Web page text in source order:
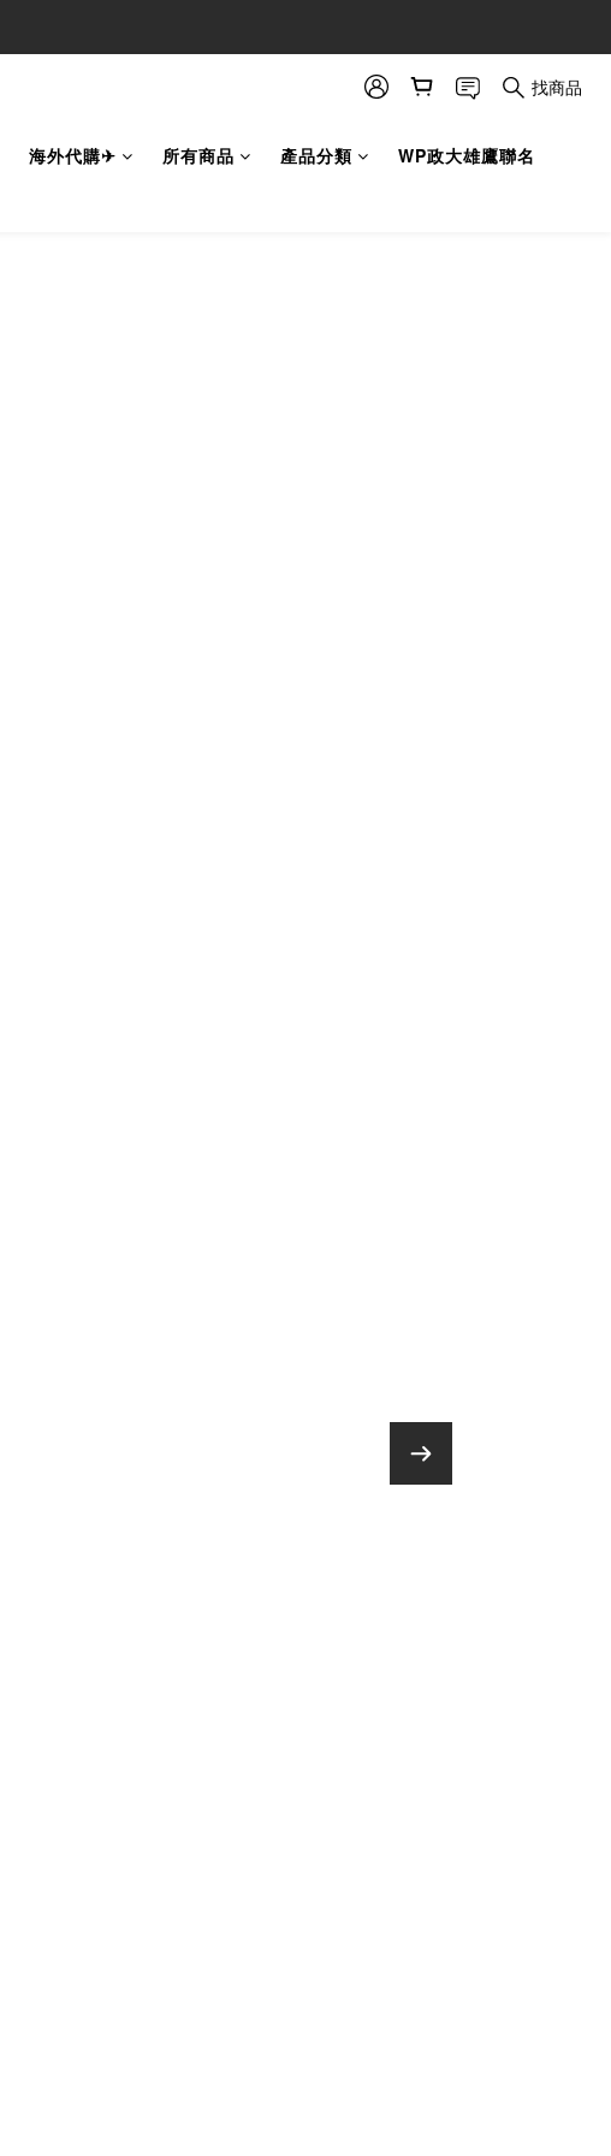
找商品
海外代購✈ 所有商品 產品分類
WP政大雄鷹聯名